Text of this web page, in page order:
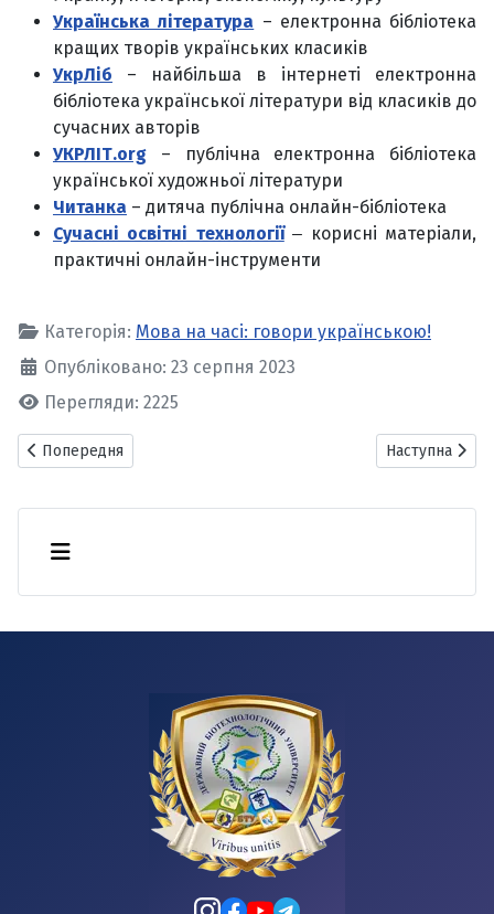
Українська література – електронна бібліотека
кращих творів українських класиків
УкрЛіб
– найбільша в інтернеті електронна
бібліотека української літератури від класиків до
сучасних авторів
УКРЛІТ.org
–
публічна електронна бібліотека
української художньої літератури
Читанка – дитяча публічна онлайн-бібліотека
Сучасні освітні технології ‒ корисні матеріали,
практичні онлайн-інструменти
Категорія: Мова на часі: говори українською!
Опубліковано: 23 серпня 2023
Перегляди: 2225
Попередня стаття: Українська мова в бібліотечному просторі
Попередня Наступна
Наступна